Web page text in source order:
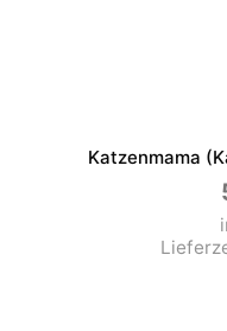
Katzenmama